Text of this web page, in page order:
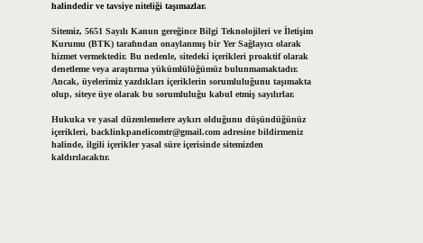
halindedir ve tavsiye niteliği taşımazlar.
Sitemiz, 5651 Sayılı Kanun gereğince Bilgi Teknolojileri ve İletişim
Kurumu (BTK) tarafından onaylanmış bir Yer Sağlayıcı olarak
hizmet vermektedir. Bu nedenle, sitedeki içerikleri proaktif olarak
denetleme veya araştırma yükümlülüğümüz bulunmamaktadır.
Ancak, üyelerimiz yazdıkları içeriklerin sorumluluğunu taşımakta
olup, siteye üye olarak bu sorumluluğu kabul etmiş sayılırlar.
Hukuka ve yasal düzenlemelere aykırı olduğunu düşündüğünüz
içerikleri, backlinkpanelicomtr@gmail.comadresine bildirmeniz
halinde, ilgili içerikler yasal süre içerisinde sitemizden
kaldırılacaktır.